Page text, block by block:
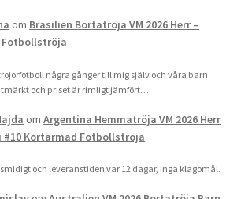
om Brasilien Bortatröja VM 2026 Herr –
Fotbollströja
några gånger till mig själv och våra barn.
och priset är rimligt jämfört…
omArgentina Hemmatröja VM 2026 Herr
#10 Kortärmad Fotbollströja
och leveranstiden var 12 dagar, inga klagomål.